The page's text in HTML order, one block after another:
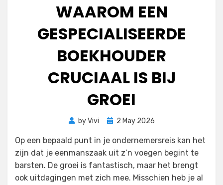
WAAROM EEN
GESPECIALISEERDE
BOEKHOUDER
CRUCIAAL IS BIJ
GROEI
byVivi
Posted
2 May 2026
Op een bepaald punt in je ondernemersreis kan het
zijn dat je eenmanszaak uit z’n voegen begint te
barsten. De groei is fantastisch, maar het brengt
ook uitdagingen met zich mee. Misschien heb je al